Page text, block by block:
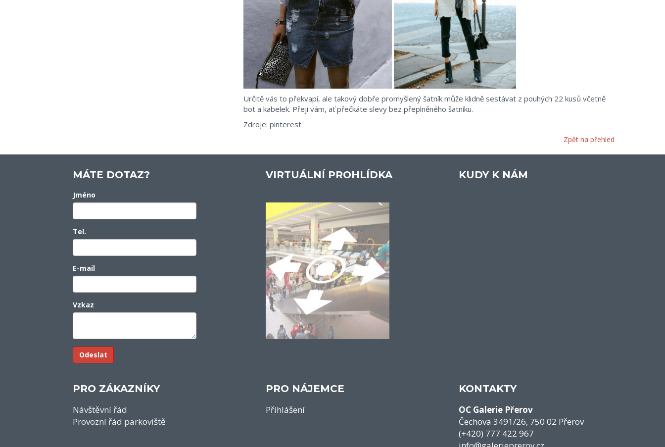
Určitě vás to překvapí, ale takový dobře promyšlený šatník může klidně sestávat z pouhých 22 kusů včetně
bot a kabelek. Přeji vám, ať přečkáte slevy bez přeplněného šatníku.
Zdroje: pinterest
Zpět na přehled
MÁTE DOTAZ?
Jméno
Tel.
E-mail
Vzkaz
VIRTUÁLNÍ PROHLÍDKA KUDY K NÁM
PRO ZÁKAZNÍKY
Návštěvní řád
Provozní řád parkoviště
PRO NÁJEMCE
Přihlášení
KONTAKTY
OC Galerie Přerov
Čechova 3491/26, 750 02 Přerov
(+420) 777 422 967